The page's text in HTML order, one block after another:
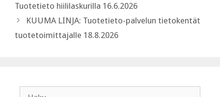
Tuotetieto hiililaskurilla 16.6.2026
KUUMA LINJA: Tuotetieto-palvelun tietokentät
tuotetoimittajalle 18.8.2026